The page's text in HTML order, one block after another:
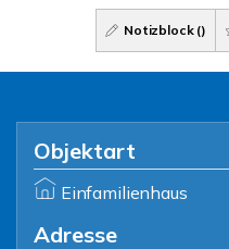
Notizblock ()
Objektart
Einfamilienhaus
Adresse